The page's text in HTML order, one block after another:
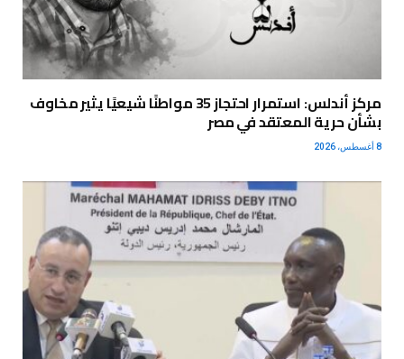
مركز أندلس: استمرار احتجاز 35 مواطنًا شيعيًا يثير مخاوف
بشأن حرية المعتقد في مصر
8 أغسطس، 2026